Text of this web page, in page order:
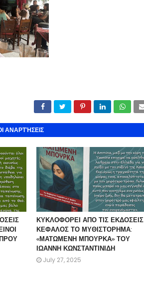
ΑΝΑΡΤΉΣΕΙΣ
ΚΥΚΛΟΦΟΡΕΙ ΑΠΟ ΤΙΣ ΕΚΔΟΣΕΙΣ
ΚΕΦΑΛΟΣ ΤΟ ΜΥΘΙΣΤΟΡΗΜΑ:
«ΜΑΤΩΜΕΝΗ ΜΠΟΥΡΚΑ» ΤΟΥ
ΙΩΑΝΝΗ ΚΩΝΣΤΑΝΤΙΝΙΔΗ
July 27, 2025